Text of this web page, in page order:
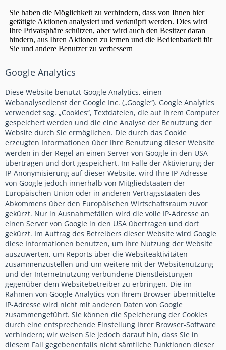
Google Analytics
Diese Website benutzt Google Analytics, einen
Webanalysedienst der Google Inc. („Google“). Google Analytics
verwendet sog. „Cookies“, Textdateien, die auf Ihrem Computer
gespeichert werden und die eine Analyse der Benutzung der
Website durch Sie ermöglichen. Die durch das Cookie
erzeugten Informationen über Ihre Benutzung dieser Website
werden in der Regel an einen Server von Google in den USA
übertragen und dort gespeichert. Im Falle der Aktivierung der
IP-Anonymisierung auf dieser Website, wird Ihre IP-Adresse
von Google jedoch innerhalb von Mitgliedstaaten der
Europäischen Union oder in anderen Vertragsstaaten des
Abkommens über den Europäischen Wirtschaftsraum zuvor
gekürzt. Nur in Ausnahmefällen wird die volle IP-Adresse an
einen Server von Google in den USA übertragen und dort
gekürzt. Im Auftrag des Betreibers dieser Website wird Google
diese Informationen benutzen, um Ihre Nutzung der Website
auszuwerten, um Reports über die Websiteaktivitäten
zusammenzustellen und um weitere mit der Websitenutzung
und der Internetnutzung verbundene Dienstleistungen
gegenüber dem Websitebetreiber zu erbringen. Die im
Rahmen von Google Analytics von Ihrem Browser übermittelte
IP-Adresse wird nicht mit anderen Daten von Google
zusammengeführt. Sie können die Speicherung der Cookies
durch eine entsprechende Einstellung Ihrer Browser-Software
verhindern; wir weisen Sie jedoch darauf hin, dass Sie in
diesem Fall gegebenenfalls nicht sämtliche Funktionen dieser